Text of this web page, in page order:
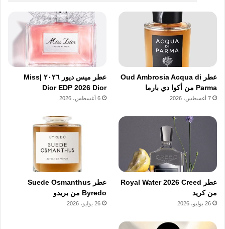
عطر Oud Ambrosia Acqua di
Parma من أكوا دي بارما
7 أغسطس، 2026
عطر ميس ديور ٢٠٢٦ |Miss
Dior EDP 2026 Dior
6 أغسطس، 2026
عطر Royal Water 2026 Creed
من كريد
26 يوليو، 2026
عطر Suede Osmanthus
Byredo من بريدو
26 يوليو، 2026